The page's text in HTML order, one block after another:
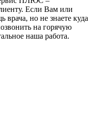
Если Вам или
но не знаете куда
на горячую
наша работа.